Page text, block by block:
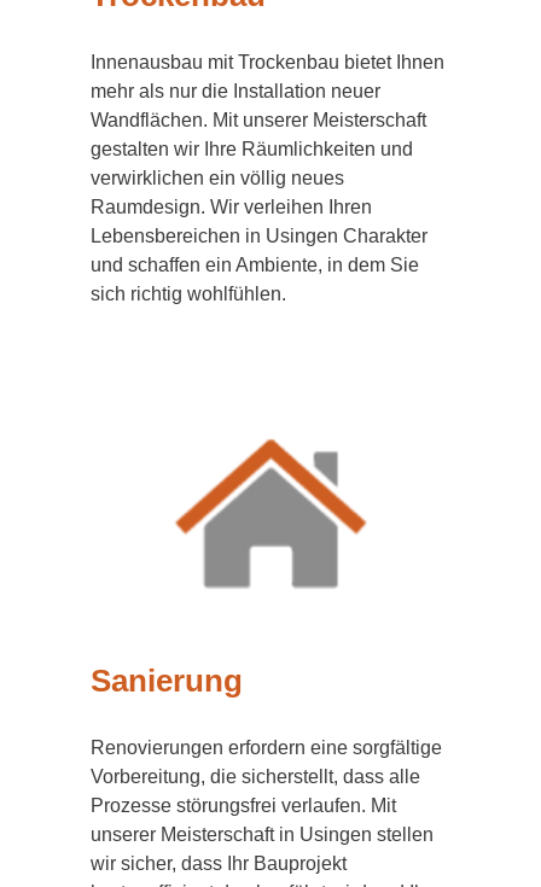
Innenausbau mit Trockenbau bietet Ihnen
mehr als nur die Installation neuer
Wandflächen. Mit unserer Meisterschaft
gestalten wir Ihre Räumlichkeiten und
verwirklichen ein völlig neues
Raumdesign. Wir verleihen Ihren
Lebensbereichen in Usingen Charakter
und schaffen ein Ambiente, in dem Sie
sich richtig wohlfühlen.
Sanierung
Renovierungen erfordern eine sorgfältige
Vorbereitung, die sicherstellt, dass alle
Prozesse störungsfrei verlaufen. Mit
unserer Meisterschaft in Usingen stellen
wir sicher, dass Ihr Bauprojekt